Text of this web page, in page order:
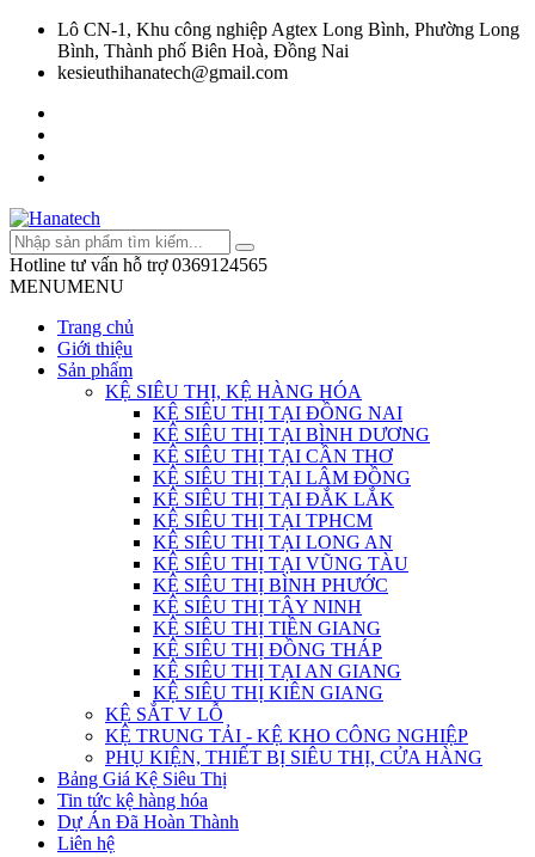
Lô CN-1, Khu công nghiệp Agtex Long Bình, Phường Long
Bình, Thành phố Biên Hoà, Đồng Nai
kesieuthihanatech@gmail.com
Hotline tư vấn hỗ trợ 0369124565
MENUMENU
Trang chủ
Giới thiệu
Sản phẩm
KỆ SIÊU THỊ, KỆ HÀNG HÓA
KỆ SIÊU THỊ TẠI ĐỒNG NAI
KỆ SIÊU THỊ TẠI BÌNH DƯƠNG
KỆ SIÊU THỊ TẠI CẦN THƠ
KỆ SIÊU THỊ TẠI LÂM ĐỒNG
KỆ SIÊU THỊ TẠI ĐẮK LẮK
KỆ SIÊU THỊ TẠI TPHCM
KỆ SIÊU THỊ TẠI LONG AN
KỆ SIÊU THỊ TẠI VŨNG TÀU
KỆ SIÊU THỊ BÌNH PHƯỚC
KỆ SIÊU THỊ TÂY NINH
KỆ SIÊU THỊ TIỀN GIANG
KỆ SIÊU THỊ ĐỒNG THÁP
KỆ SIÊU THỊ TẠI AN GIANG
KỆ SIÊU THỊ KIÊN GIANG
KỆ SẮT V LỖ
KỆ TRUNG TẢI - KỆ KHO CÔNG NGHIỆP
PHỤ KIỆN, THIẾT BỊ SIÊU THỊ, CỬA HÀNG
Bảng Giá Kệ Siêu Thị
Tin tức kệ hàng hóa
Dự Án Đã Hoàn Thành
Liên hệ